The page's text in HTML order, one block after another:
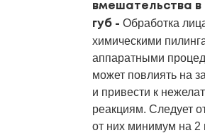
вмешательства в
губ - Обработка
химическими
аппаратными
может повлиять на
и привести к
реакциям. Следует
от них минимум на 2